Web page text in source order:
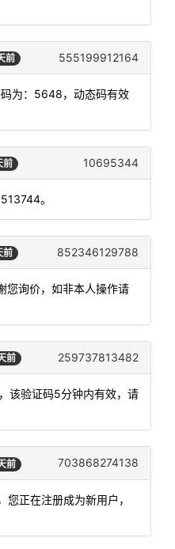
前 555199912164
码为：5648，动态码有效
前 10695344
。
前 852346129788
您询价，如非本人操作请
前 259737813482
该验证码5分钟内有效，请
前 703868274138
您正在注册成为新用户，